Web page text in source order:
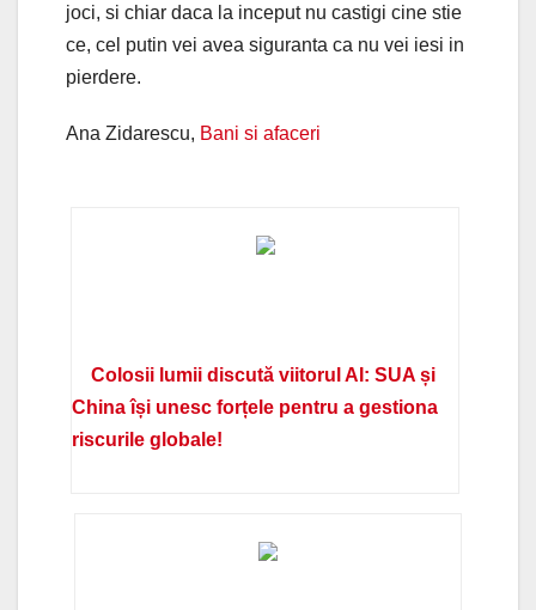
joci, si chiar daca la inceput nu castigi cine stie
ce, cel putin vei avea siguranta ca nu vei iesi in
pierdere.
Ana Zidarescu, Bani si afaceri
Colosii lumii discută viitorul AI: SUA și
China își unesc forțele pentru a gestiona
riscurile globale!